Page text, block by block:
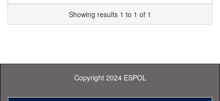
Showing results 1 to 1 of 1
Copyright 2024 ESPOL